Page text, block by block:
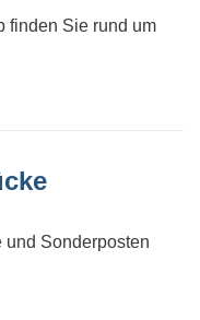
finden Sie rund um
und Sonderposten